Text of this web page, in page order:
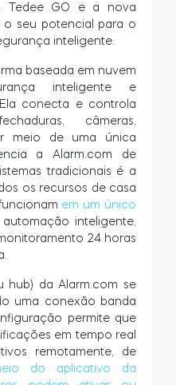
GO2
GO2
Tedee GO e a nova
seu potencial para o
inteligente.
baseada em nuvem
inteligente e
conecta e controla
câmeras,
meio de uma única
a Alarm.com de
tradicionais é a
os recursos de casa
em um único
inteligente,
24 horas
hub) da Alarm.com se
uma conexão banda
permite que
em tempo real
remotamente, de
do aplicativo da